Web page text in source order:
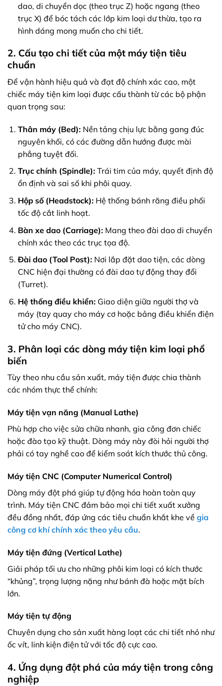
dao, di chuyển dọc (theo trục Z) hoặc ngang (theo
trục X) để bóc tách các lớp kim loại dư thừa, tạo ra
hình dáng mong muốn cho chi tiết.
2. Cấu tạo chi tiết của một máy tiện tiêu
chuẩn
Để vận hành hiệu quả và đạt độ chính xác cao, một
chiếc máy tiện kim loại được cấu thành từ các bộ phận
quan trọng sau:
Thân máy (Bed):Nền tảng chịu lực bằng gang đúc
nguyên khối, có các đường dẫn hướng được mài
phẳng tuyệt đối.
Trục chính (Spindle):Trái tim của máy, quyết định độ
ổn định và sai số khi phôi quay.
Hộp số (Headstock):Hệ thống bánh răng điều phối
tốc độ cắt linh hoạt.
Bàn xe dao (Carriage):Mang theo đài dao di chuyển
chính xác theo các trục tọa độ.
Đài dao (Tool Post):Nơi lắp đặt dao tiện, các dòng
CNC hiện đại thường có đài dao tự động thay đổi
(Turret).
Hệ thống điều khiển:Giao diện giữa người thợ và
máy (tay quay cho máy cơ hoặc bảng điều khiển điện
tử cho máy CNC).
3. Phân loại các dòng máy tiện kim loại phổ
biến
Tùy theo nhu cầu sản xuất, máy tiện được chia thành
các nhóm thực thể chính:
Máy tiện vạn năng (Manual Lathe)
Phù hợp cho việc sửa chữa nhanh, gia công đơn chiếc
hoặc đào tạo kỹ thuật. Dòng máy này đòi hỏi người thợ
phải có tay nghề cao để kiểm soát kích thước thủ công.
Máy tiện CNC (Computer Numerical Control)
Dòng máy đột phá giúp tự động hóa hoàn toàn quy
trình. Máy tiện CNC đảm bảo mọi chi tiết xuất xưởng
đều đồng nhất, đáp ứng các tiêu chuẩn khắt khe về gia
công cơ khí chính xác theo yêu cầu.
Máy tiện đứng (Vertical Lathe)
Giải pháp tối ưu cho những phôi kim loại có kích thước
“khủng”, trọng lượng nặng như bánh đà hoặc mặt bích
lớn.
Máy tiện tự động
Chuyên dụng cho sản xuất hàng loạt các chi tiết nhỏ như
ốc vít, linh kiện điện tử với tốc độ cực cao.
4. Ứng dụng đột phá của máy tiện trong công
nghiệp